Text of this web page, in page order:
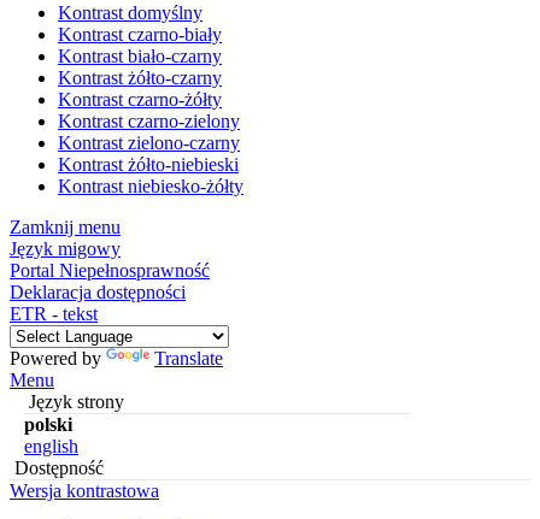
Kontrast domyślny
Kontrast czarno-biały
Kontrast biało-czarny
Kontrast żółto-czarny
Kontrast czarno-żółty
Kontrast czarno-zielony
Kontrast zielono-czarny
Kontrast żółto-niebieski
Kontrast niebiesko-żółty
Zamknij menu
Język migowy
Portal Niepełnosprawność
Deklaracja dostępności
ETR - tekst
Powered by
Translate
Menu
Język strony
polski
english
Dostępność
Wersja kontrastowa